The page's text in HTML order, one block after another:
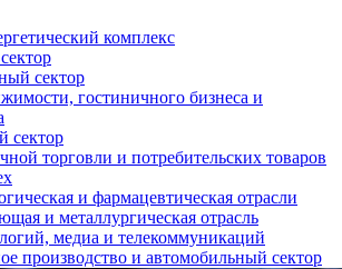
комплекс
сектор
гостиничного бизнеса и
сектор
торговли и потребительских товаров
и фармацевтическая отрасли
и металлургическая отрасль
медиа и телекоммуникаций
производство и автомобильный сектор